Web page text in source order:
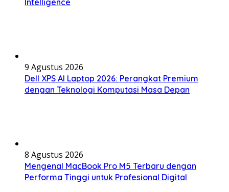
Intelligence
9 Agustus 2026
Dell XPS AI Laptop 2026: Perangkat Premium
dengan Teknologi Komputasi Masa Depan
8 Agustus 2026
Mengenal MacBook Pro M5 Terbaru dengan
Performa Tinggi untuk Profesional Digital